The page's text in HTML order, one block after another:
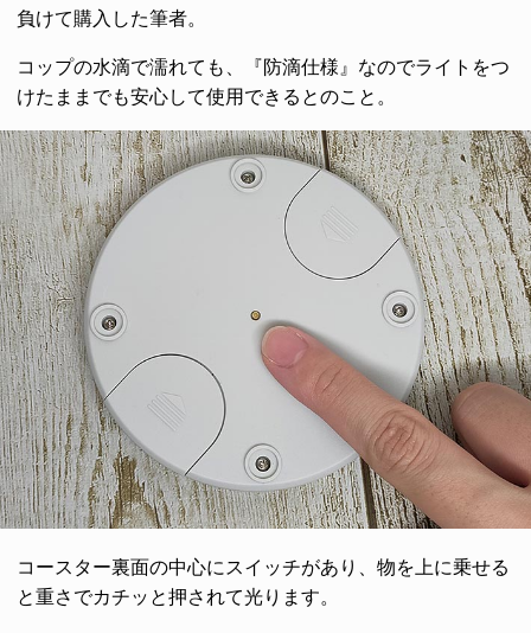
負けて購入した筆者。
コップの水滴で濡れても、『防滴仕様』なのでライトをつ
けたままでも安心して使用できるとのこと。
コースター裏面の中心にスイッチがあり、物を上に乗せる
と重さでカチッと押されて光ります。